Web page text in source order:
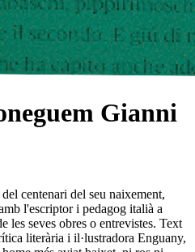
Gianni
centenari del seu naixement,
l'escriptor i pedagog italià a
les seves obres o entrevistes. Text
literària i il·lustradora Enguany,